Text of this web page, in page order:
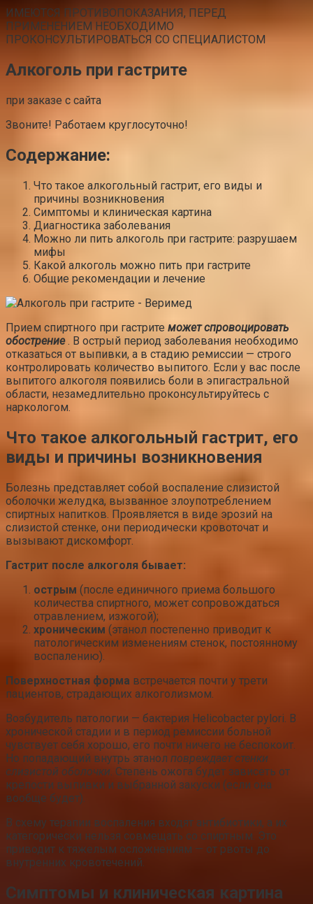
ИМЕЮТСЯ ПРОТИВОПОКАЗАНИЯ, ПЕРЕД
ПРИМЕНЕНИЕМ НЕОБХОДИМО
ПРОКОНСУЛЬТИРОВАТЬСЯ СО СПЕЦИАЛИСТОМ
Алкоголь при гастрите
при заказе с сайта
Звоните! Работаем круглосуточно!
Содержание:
Что такое алкогольный гастрит, его виды и
причины возникновения
Симптомы и клиническая картина
Диагностика заболевания
Можно ли пить алкоголь при гастрите: разрушаем
мифы
Какой алкоголь можно пить при гастрите
Общие рекомендации и лечение
Прием спиртного при гастрите может спровоцировать
обострение. В острый период заболевания необходимо
отказаться от выпивки, а в стадию ремиссии — строго
контролировать количество выпитого. Если у вас после
выпитого алкоголя появились боли в эпигастральной
области, незамедлительно проконсультируйтесь с
наркологом.
Что такое алкогольный гастрит, его
виды и причины возникновения
Болезнь представляет собой воспаление слизистой
оболочки желудка, вызванное злоупотреблением
спиртных напитков. Проявляется в виде эрозий на
слизистой стенке, они периодически кровоточат и
вызывают дискомфорт.
Гастрит после алкоголя бывает:
острым (после единичного приема большого
количества спиртного, может сопровождаться
отравлением, изжогой);
хроническим (этанол постепенно приводит к
патологическим изменениям стенок, постоянному
воспалению).
Поверхностная форма встречается почти у трети
пациентов, страдающих алкоголизмом.
Возбудитель патологии — бактерия Helicobacter pylori. В
хронической стадии и в период ремиссии больной
чувствует себя хорошо, его почти ничего не беспокоит.
Но попадающий внутрь этанол повреждает стенки
слизистой оболочки. Степень ожога будет зависеть от
крепости выпивки и выбранной закуски (если она
вообще будет).
В схему терапии воспаления входят антибиотики, а их
категорически нельзя совмещать со спиртным. Это
приводит к тяжелым осложнениям — от рвоты до
внутренних кровотечений.
Симптомы и клиническая картина